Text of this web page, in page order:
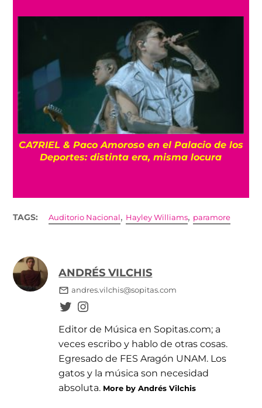
ENTREVISTA La despedida de Big Big Love:
TAGS: Auditorio Nacional , Hayley Williams, paramore
ANDRÉS VILCHIS
andres.vilchis@sopitas.com
Editor de Música en Sopitas.com; a
veces escribo y hablo de otras cosas.
Egresado de FES Aragón UNAM. Los
gatos y la música son necesidad
absoluta. More by Andrés Vilchis